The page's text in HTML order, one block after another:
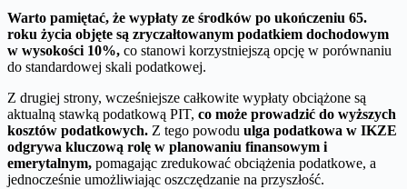
Warto pamiętać, że wypłaty ze środków po ukończeniu 65.
roku życia objęte są zryczałtowanym podatkiem dochodowym
w wysokości 10%, co stanowi korzystniejszą opcję w porównaniu
do standardowej skali podatkowej.
Z drugiej strony, wcześniejsze całkowite wypłaty obciążone są
aktualną stawką podatkową PIT, co może prowadzić do wyższych
kosztów podatkowych. Z tego powodu ulga podatkowa w IKZE
odgrywa kluczową rolę w planowaniu finansowym i
emerytalnym, pomagając zredukować obciążenia podatkowe, a
jednocześnie umożliwiając oszczędzanie na przyszłość.